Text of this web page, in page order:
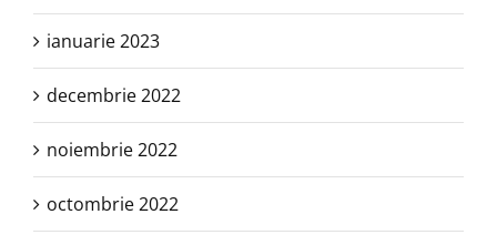
ianuarie 2023
decembrie 2022
noiembrie 2022
octombrie 2022